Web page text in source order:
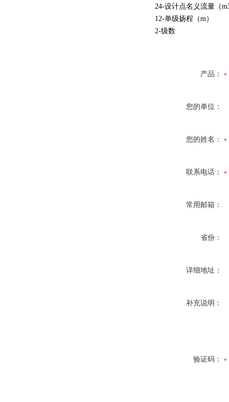
24-设计点名义流量（
12-单级扬程（m）
2-级数
产品：
您的单位：
您的姓名：
联系电话：
常用邮箱：
省份：
详细地址：
补充说明：
验证码：